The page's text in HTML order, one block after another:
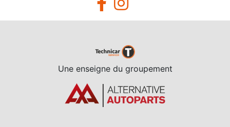
Une enseigne du groupement